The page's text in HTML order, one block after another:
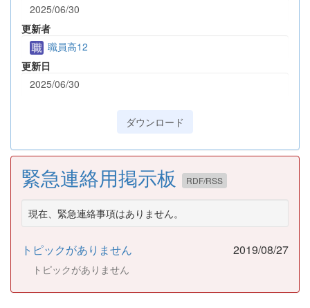
2025/06/30
更新者
職員高12
更新日
2025/06/30
ダウンロード
緊急連絡用掲示板 RDF/RSS
現在、緊急連絡事項はありません。
トピックがありません 2019/08/27
トピックがありません